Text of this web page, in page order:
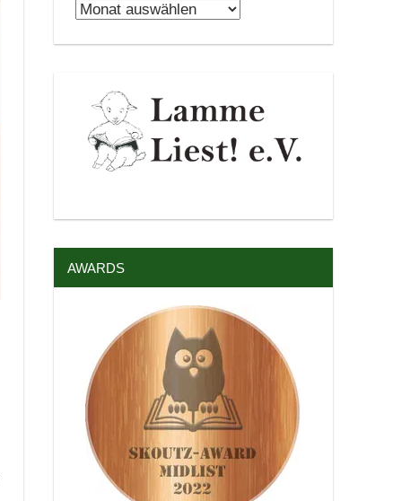
Archiv
AWARDS